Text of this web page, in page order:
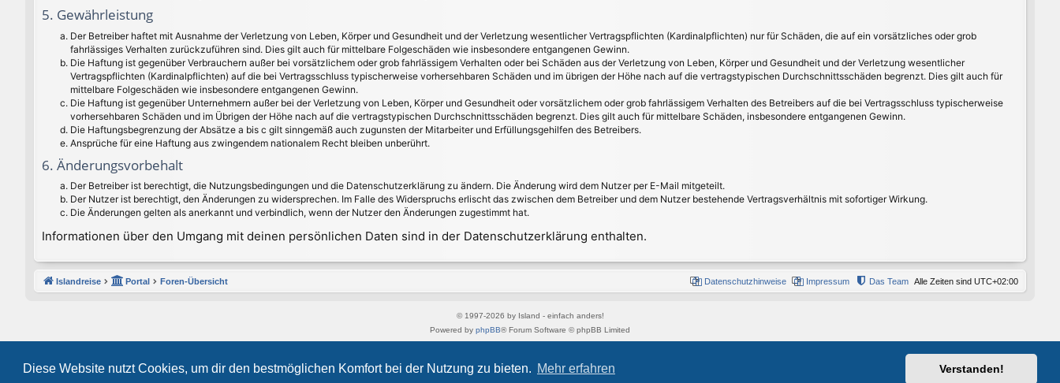
Diese Website nutzt Cookies, um dir den bestmöglichen Komfort bei der Nutzung zu bieten. Mehr erfahren Verstanden!
5. Gewährleistung
Der Betreiber haftet mit Ausnahme der Verletzung von Leben, Körper und Gesundheit und der Verletzung wesentlicher Vertragspflichten (Kardinalpflichten) nur für Schäden, die auf ein vorsätzliches oder grob
fahrlässiges Verhalten zurückzuführen sind. Dies gilt auch für mittelbare Folgeschäden wie insbesondere entgangenen Gewinn.
Die Haftung ist gegenüber Verbrauchern außer bei vorsätzlichem oder grob fahrlässigem Verhalten oder bei Schäden aus der Verletzung von Leben, Körper und Gesundheit und der Verletzung wesentlicher
Vertragspflichten (Kardinalpflichten) auf die bei Vertragsschluss typischerweise vorhersehbaren Schäden und im übrigen der Höhe nach auf die vertragstypischen Durchschnittsschäden begrenzt. Dies gilt auch für
mittelbare Folgeschäden wie insbesondere entgangenen Gewinn.
Die Haftung ist gegenüber Unternehmern außer bei der Verletzung von Leben, Körper und Gesundheit oder vorsätzlichem oder grob fahrlässigem Verhalten des Betreibers auf die bei Vertragsschluss typischerweise
vorhersehbaren Schäden und im Übrigen der Höhe nach auf die vertragstypischen Durchschnittsschäden begrenzt. Dies gilt auch für mittelbare Schäden, insbesondere entgangenen Gewinn.
Die Haftungsbegrenzung der Absätze a bis c gilt sinngemäß auch zugunsten der Mitarbeiter und Erfüllungsgehilfen des Betreibers.
Ansprüche für eine Haftung aus zwingendem nationalem Recht bleiben unberührt.
6. Änderungsvorbehalt
Der Betreiber ist berechtigt, die Nutzungsbedingungen und die Datenschutzerklärung zu ändern. Die Änderung wird dem Nutzer per E-Mail mitgeteilt.
Der Nutzer ist berechtigt, den Änderungen zu widersprechen. Im Falle des Widerspruchs erlischt das zwischen dem Betreiber und dem Nutzer bestehende Vertragsverhältnis mit sofortiger Wirkung.
Die Änderungen gelten als anerkannt und verbindlich, wenn der Nutzer den Änderungen zugestimmt hat.
Informationen über den Umgang mit deinen persönlichen Daten sind in der Datenschutzerklärung enthalten.
Islandreise Portal Foren-Übersicht Alle Zeiten sind UTC+02:00
Das Team
Impressum
Datenschutzhinweise
© 1997-2026 by Island - einfach anders!
Powered by phpBB® Forum Software © phpBB Limited
Style vonArty&halilesen
Datenschutz|Nutzungsbedingungen